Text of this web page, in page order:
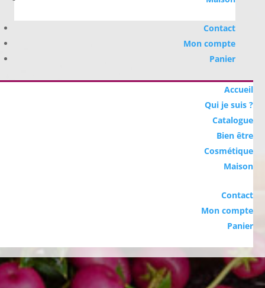
Contact
Mon compte
Panier
Accueil
Qui je suis ?
Catalogue
Bien être
Cosmétique
Maison
Contact
Mon compte
Panier